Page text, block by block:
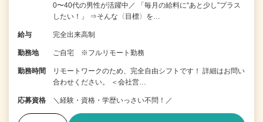
0〜40代の男性が活躍中／ 「毎月の給料に“あと少し”プラス
したい！」 ⇒そんな〈目標〉を…
給与 完全出来高制
勤務地 ご自宅 ※フルリモート勤務
勤務時間
リモートワークのため、完全自由シフトです！ 詳細はお問い
合わせください。 ＜会社営…
応募資格 ＼経験・資格・学歴いっさい不問！／